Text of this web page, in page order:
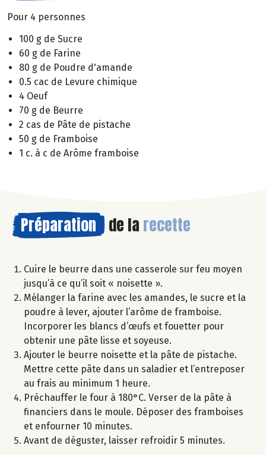
Pour 4 personnes
100 g de Sucre
60 g de Farine
80 g de Poudre d'amande
0.5 cac de Levure chimique
4 Oeuf
70 g de Beurre
2 cas de Pâte de pistache
50 g de Framboise
1 c. à c de Arôme framboise
Préparation de la recette
Cuire le beurre dans une casserole sur feu moyen
jusqu’à ce qu’il soit « noisette ».
Mélanger la farine avec les amandes, le sucre et la
poudre à lever, ajouter l’arôme de framboise.
Incorporer les blancs d’œufs et fouetter pour
obtenir une pâte lisse et soyeuse.
Ajouter le beurre noisette et la pâte de pistache.
Mettre cette pâte dans un saladier et l’entreposer
au frais au minimum 1 heure.
Préchauffer le four à 180°C. Verser de la pâte à
financiers dans le moule. Déposer des framboises
et enfourner 10 minutes.
Avant de déguster, laisser refroidir 5 minutes.